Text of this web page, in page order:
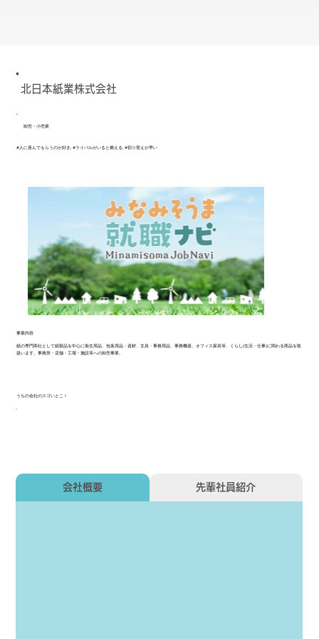
事業内容
紙の専門商社として紙製品を中心に衛生用品、包装用品・資材、文具・事務用品、事務機器、オフィス家具等、くらし(生活・仕事)に関わる商品を取
扱います。事務所・店舗・工場・施設等への卸売事業。
うちの会社のスゴいとこ！
-
会社概要 先輩社員紹介
北日本紙業株式会社
卸売・小売業
#人に喜んでもらうのが好き, #ライバルがいると燃える, #切り替えが早い